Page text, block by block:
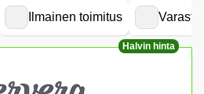
Ilmainen toimitus
Halvin hinta